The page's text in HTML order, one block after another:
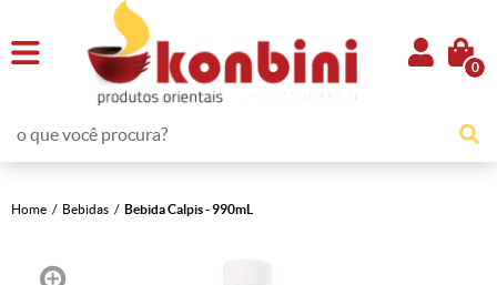
0
Home Bebidas Bebida Calpis - 990mL